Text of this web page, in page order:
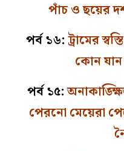
পাঁচ ও ছয়ের
পর্ব ১৬:ট্রামের
কোন
পর্ব ১৫:
পেরনো মেয়েরা